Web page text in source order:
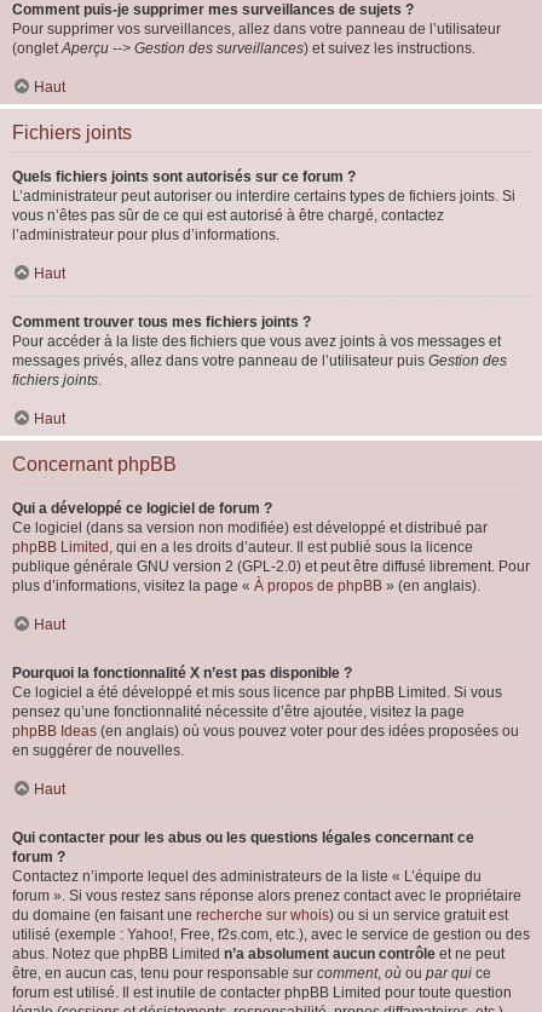
Comment puis-je supprimer mes surveillances de sujets ?
Pour supprimer vos surveillances, allez dans votre panneau de l’utilisateur
(ongletAperçu --> Gestion des surveillances) et suivez les instructions.
Haut
Fichiers joints
Quels fichiers joints sont autorisés sur ce forum ?
L’administrateur peut autoriser ou interdire certains types de fichiers joints. Si
vous n’êtes pas sûr de ce qui est autorisé à être chargé, contactez
l’administrateur pour plus d’informations.
Haut
Comment trouver tous mes fichiers joints ?
Pour accéder à la liste des fichiers que vous avez joints à vos messages et
messages privés, allez dans votre panneau de l’utilisateur puis Gestion des
fichiers joints.
Haut
Concernant phpBB
Qui a développé ce logiciel de forum ?
Ce logiciel (dans sa version non modifiée) est développé et distribué par
phpBB Limited , qui en a les droits d’auteur. Il est publié sous la licence
publique générale GNU version 2 (GPL-2.0) et peut être diffusé librement. Pour
plus d’informations, visitez la page « À propos de phpBB » (en anglais).
Haut
Pourquoi la fonctionnalité X n’est pas disponible ?
Ce logiciel a été développé et mis sous licence par phpBB Limited. Si vous
pensez qu’une fonctionnalité nécessite d’être ajoutée, visitez la page
phpBB Ideas (en anglais) où vous pouvez voter pour des idées proposées ou
en suggérer de nouvelles.
Haut
Qui contacter pour les abus ou les questions légales concernant ce
forum ?
Contactez n’importe lequel des administrateurs de la liste « L’équipe du
forum ». Si vous restez sans réponse alors prenez contact avec le propriétaire
du domaine (en faisant une recherche sur whois) ou si un service gratuit est
utilisé (exemple : Yahoo!, Free, f2s.com, etc.), avec le service de gestion ou des
abus. Notez que phpBB Limited n’a absolument aucun contrôle et ne peut
être, en aucun cas, tenu pour responsable sur comment, où ou par qui ce
forum est utilisé. Il est inutile de contacter phpBB Limited pour toute question